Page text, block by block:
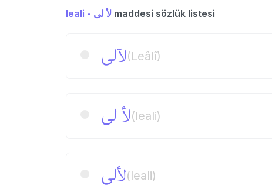
leali - لأ لی maddesi sözlük listesi
لآلی(Leâlî)
لأ لی(leali)
لألی(leali)